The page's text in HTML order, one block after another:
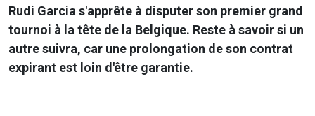
Rudi Garcia s'apprête à disputer son premier grand
tournoi à la tête de la Belgique. Reste à savoir si un
autre suivra, car une prolongation de son contrat
expirant est loin d'être garantie.